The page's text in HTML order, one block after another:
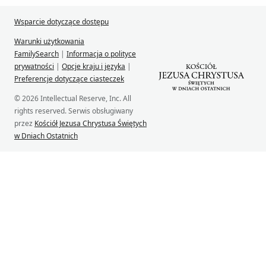
Wsparcie dotyczące dostępu
Warunki użytkowania
FamilySearch | Informacja o polityce
prywatności | Opcje kraju i języka |
Preferencje dotyczące ciasteczek
© 2026 Intellectual Reserve, Inc. All
rights reserved. Serwis obsługiwany
przez Kościół Jezusa Chrystusa Świętych
w Dniach Ostatnich